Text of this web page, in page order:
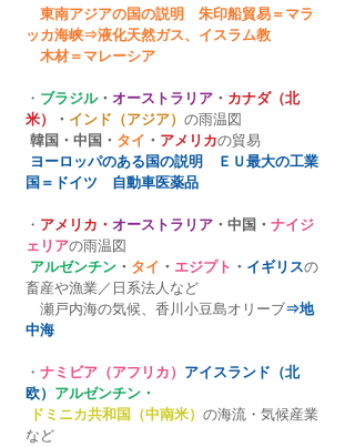
東南アジアの国の説明　朱印船貿易＝マラ
ッカ海峡⇒液化天然ガス、イスラム教
木材＝マレーシア
・ ブラジル・ オーストラリア ・ カナダ（北
米）
・ インド（アジア） の雨温図
韓国・中国・ タイ ・ アメリカの貿易
ヨーロッパのある国の説明　ＥＵ最大の工業
国＝ドイツ　自動車医薬品
・ アメリカ・ オーストラリア ・中国・ ナイジ
ェリアの雨温図
アルゼンチン ・ タイ ・ エジプト ・ イギリスの
畜産や漁業／日系法人など
瀬戸内海の気候、香川小豆島オリーブ⇒地
中海
・ ナミビア（アフリカ） アイスランド（北
欧） アルゼンチン・
ドミニカ共和国（中南米） の海流・気候産業
など